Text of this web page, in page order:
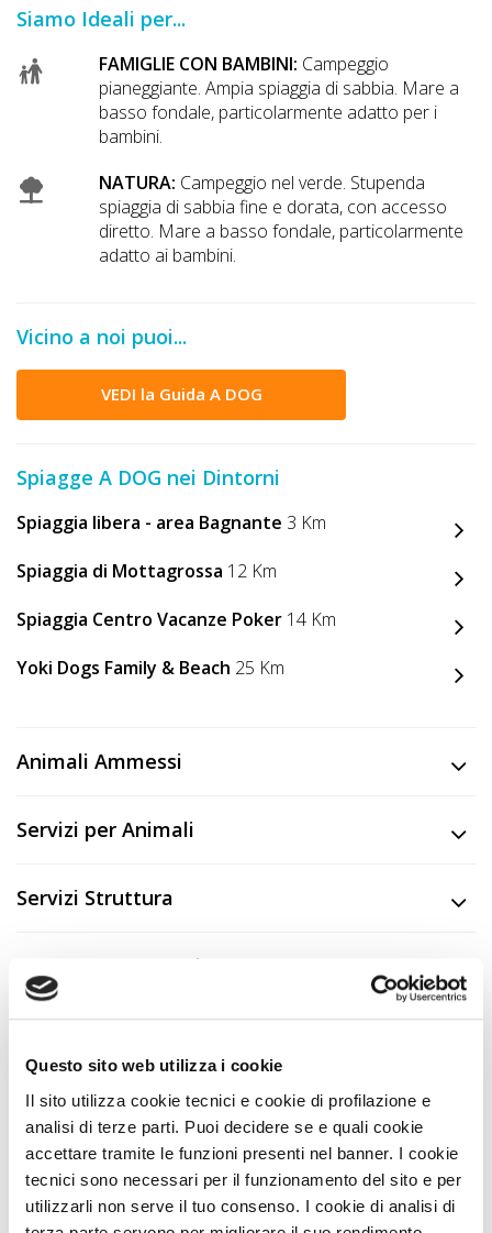
Questo sito web utilizza i cookie
Il sito utilizza cookie tecnici e cookie di profilazione e
analisi di terze parti. Puoi decidere se e quali cookie
accettare tramite le funzioni presenti nel banner. I cookie
tecnici sono necessari per il funzionamento del sito e per
utilizzarli non serve il tuo consenso. I cookie di analisi di
Accedi
Registrati
Siamo Ideali per...
FAMIGLIE CON BAMBINI: Campeggio
pianeggiante. Ampia spiaggia di sabbia. Mare a
basso fondale, particolarmente adatto per i
bambini.
NATURA: Campeggio nel verde. Stupenda
spiaggia di sabbia fine e dorata, con accesso
diretto. Mare a basso fondale, particolarmente
adatto ai bambini.
Vicino a noi puoi...
VEDI la Guida A DOG
Spiagge A DOG nei Dintorni
Spiaggia libera - area Bagnante 3 Km
Spiaggia di Mottagrossa 12 Km
Spiaggia Centro Vacanze Poker 14 Km
Yoki Dogs Family & Beach 25 Km
Animali Ammessi
Servizi per Animali
Servizi Struttura
Trattamento Soggiorno
CIN IT069099B12JB3NVQY
Nei Dintorni